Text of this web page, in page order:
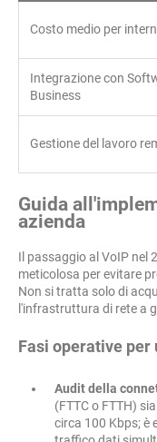
Costo medio per
Integrazione con
Business
Gestione del lavoro
Guida
azienda
Il passaggio al VoIP nel
meticolosa per evitare
Non si tratta solo di
l'infrastruttura di rete a
Fasi operative
Audit della
(FTTC o FTTH)
circa 100 Kbps; è